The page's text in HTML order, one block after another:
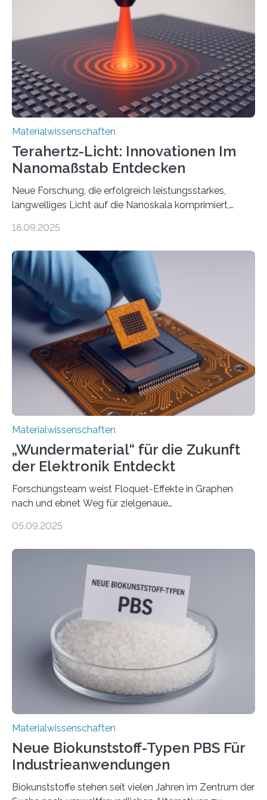
Erkenntnisse berichten die Forschenden im Journal of
the American Chemical Society. —What for?
Materialien, die gleichzeitig Strom leiten und Licht
beeinflussen können, sind für viele moderne
Technologien…
Materialwissenschaften
Terahertz-Licht: Innovationen Im
Nanomaßstab Entdecken
Neue Forschung, die erfolgreich leistungsstarkes,
langwelliges Licht auf die Nanoskala komprimiert,
optoelektronischen Geräten ermöglichen, geleitet von
Forschung, die erfolgreich leistungsstarkes,
langwelliges Licht auf die Nanoskala komprimiert,
könnte Fortschritte in der Terahertz-Optik und bei
optoelektronischen Geräten ermöglichen, geleitet von
Vanderbilt und dem Fritz-Haber-Institut Josh Caldwell,
Professor für Maschinenbau und Direktor des
interdisziplinären Graduiertenprogramms für
Materialwissenschaften an der Vanderbilt University,
und Alexander Paarmann vom Fritz-Haber-Institut
leiteten ein internationales Forschungsprojekt, das…
18.09.2025
Materialwissenschaften
„Wundermaterial“ für die Zukunft
der Elektronik Entdeckt
Forschungsteam weist Floquet-Effekte in Graphen
nach und ebnet Weg für zielgenaue
– nur eine Atomlage dick, aber extrem leitfähig und
Sensoren, leistungsstarken Batterien und effizienten
Solarzellen. Eine neue Studie hebt das Potenzial nun
noch auf ein neues Level: Zum ersten Mal haben
Forschende an der Universität Göttingen gemeinsam
mit Kollegen aus Braunschweig, Bremen und der
Schweiz direkt beobachtet, wie in Graphen…
05.09.2025
Materialwissenschaften
Neue Biokunststoff-Typen PBS Für
Industrieanwendungen
Biokunststoffe stehen seit vielen Jahren im Zentrum der